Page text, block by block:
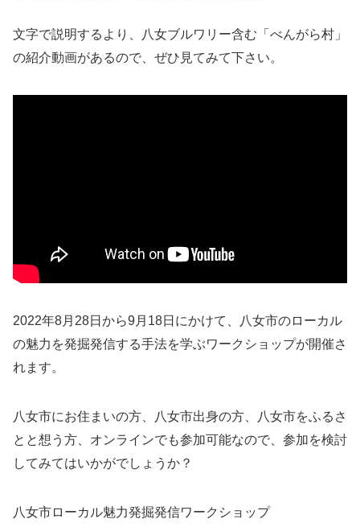
文字で説明するより、八女ブルワリー含む「べんがら村」
の紹介動画があるので、ぜひ見てみて下さい。
2022年8月28日から9月18日にかけて、八女市のローカル
の魅力を発掘発信する手法を学ぶワークショップが開催さ
れます。
八女市にお住まいの方、八女市出身の方、八女市をふるさ
とと想う方、オンラインでも参加可能なので、参加を検討
してみてはいかがでしょうか？
八女市ローカル魅力発掘発信ワークショップ